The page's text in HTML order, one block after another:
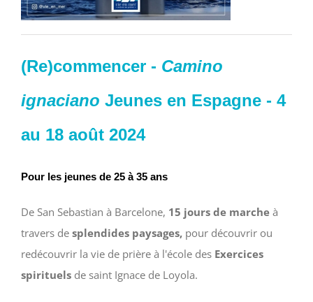
(Re)commencer- Camino
ignaciano Jeunes en Espagne- 4
au 18 août 2024
Pour les jeunes de 25 à 35 ans
De San Sebastian à Barcelone, 15 jours de marcheà
travers de splendides paysages,pour découvrir ou
redécouvrir la vie de prière à l'école des Exercices
spirituelsde saint Ignace de Loyola.